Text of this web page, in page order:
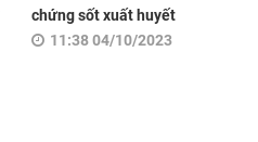
chứng sốt xuất huyết
11:38 04/10/2023